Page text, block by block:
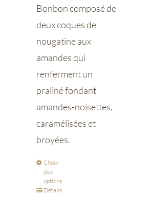
Bonbon composé de
deux coques de
nougatine aux
amandes qui
renferment un
praliné fondant
amandes-noisettes,
caramélisées et
broyées.
Choix
des
options
Détails